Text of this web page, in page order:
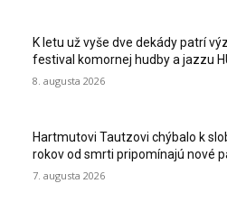
K letu už vyše dve dekády patrí
festival komornej hudby a jazzu
8. augusta 2026
Hartmutovi Tautzovi chýbalo k
rokov od smrti pripomínajú nové
7. augusta 2026